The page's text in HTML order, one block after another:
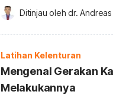
Untuk Anda yang
pertandingan rugby, simak
rugby Rugby (rugbi)
Ditinjau oleh dr.
Latihan Kelenturan
Mengenal Gerakan
Melakukannya